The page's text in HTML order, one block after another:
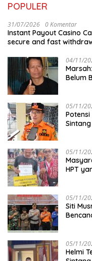
POPULER
31/07/2026 0 Komentar
Instant Payout Casino
secure and fast
04/11/
Belum
05/11/
05/11/
HPT
05/11/
Siti
05/11/
Helmi